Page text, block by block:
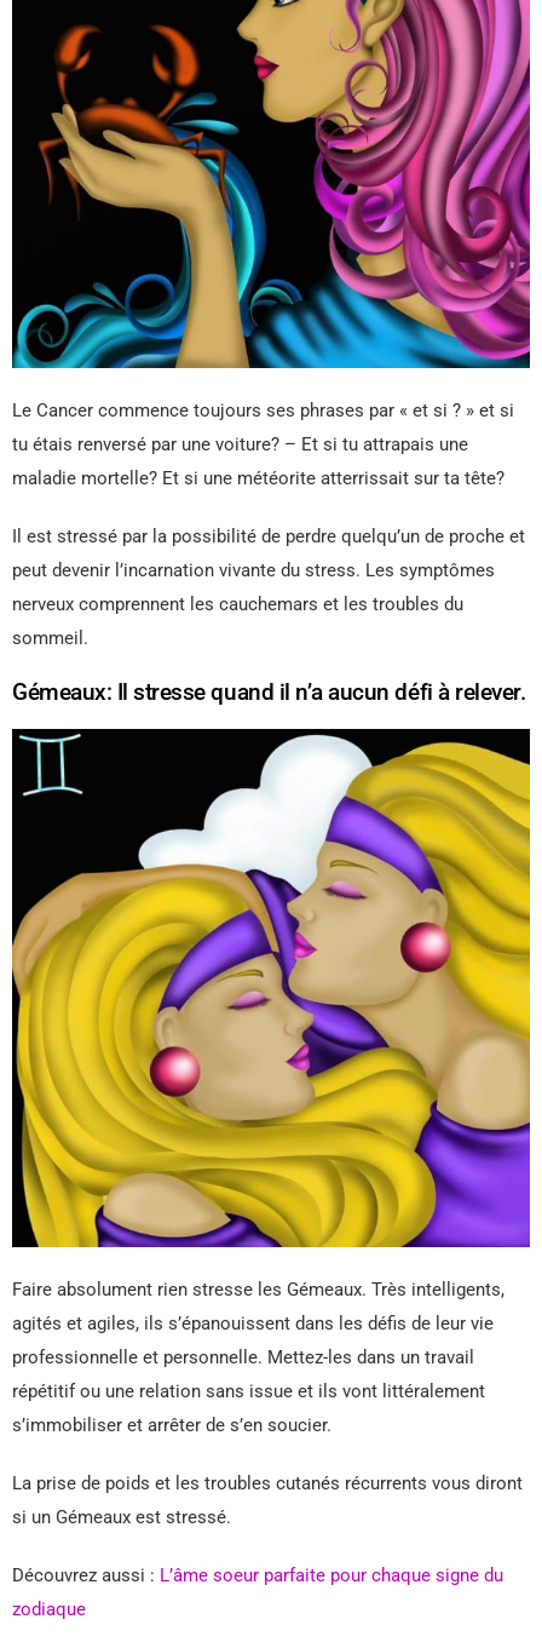
Le Cancer commence toujours ses phrases par « et si ? » et si
tu étais renversé par une voiture? – Et si tu attrapais une
maladie mortelle? Et si une météorite atterrissait sur ta tête?
Il est stressé par la possibilité de perdre quelqu’un de proche et
peut devenir l’incarnation vivante du stress. Les symptômes
nerveux comprennent les cauchemars et les troubles du
sommeil.
Gémeaux: Il stresse quand il n’a aucun défi à relever.
Faire absolument rien stresse les Gémeaux. Très intelligents,
agités et agiles, ils s’épanouissent dans les défis de leur vie
professionnelle et personnelle. Mettez-les dans un travail
répétitif ou une relation sans issue et ils vont littéralement
s’immobiliser et arrêter de s’en soucier.
La prise de poids et les troubles cutanés récurrents vous diront
si un Gémeaux est stressé.
Découvrez aussi : L’âme soeur parfaite pour chaque signe du
zodiaque